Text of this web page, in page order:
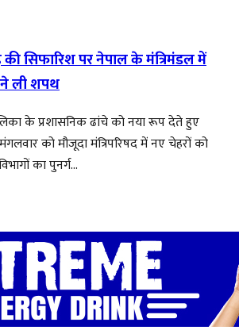
की सिफारिश पर नेपाल के मंत्रिमंडल में
ने ली शपथ
के प्रशासनिक ढांचे को नया रूप देते हुए
मंगलवार को मौजूदा मंत्रिपरिषद में नए चेहरों को
का पुनर्ग...